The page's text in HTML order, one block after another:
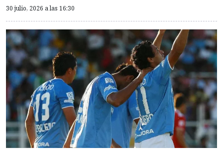
30 julio, 2026 a las 16:30